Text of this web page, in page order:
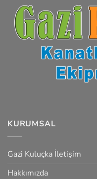
KURUMSAL
Gazi Kuluçka İletişim
Hakkımızda